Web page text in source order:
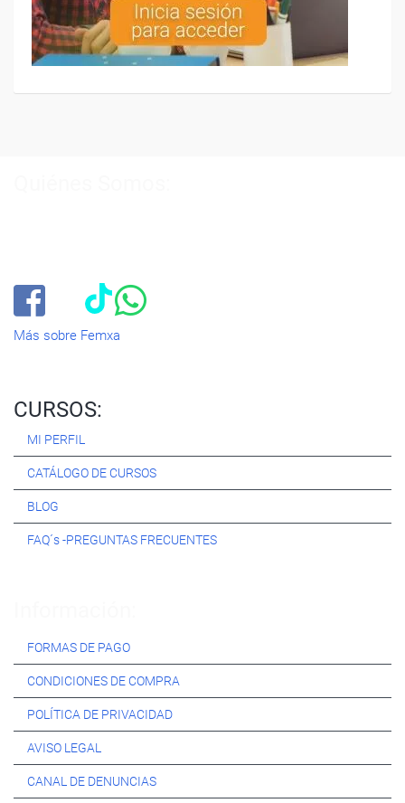
Más sobre Femxa
CURSOS:
MI PERFIL
CATÁLOGO DE CURSOS
BLOG
FAQ´s -PREGUNTAS FRECUENTES
FORMAS DE PAGO
CONDICIONES DE COMPRA
POLÍTICA DE PRIVACIDAD
AVISO LEGAL
CANAL DE DENUNCIAS